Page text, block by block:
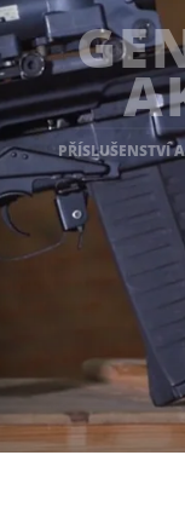
PŘÍSLUŠENSTVÍ